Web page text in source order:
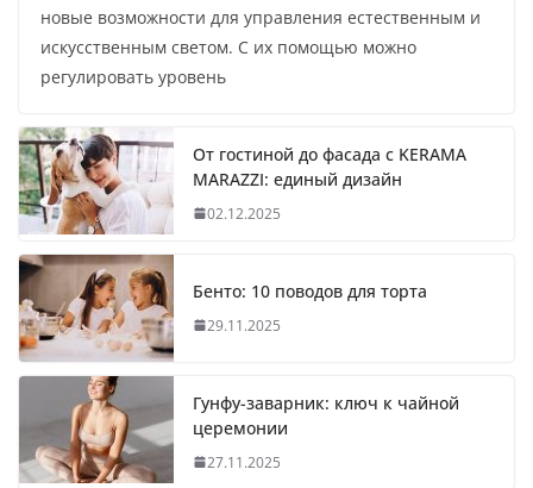
новые возможности для управления естественным и
искусственным светом. С их помощью можно
регулировать уровень
От гостиной до фасада с KERAMA
MARAZZI: единый дизайн
02.12.2025
Бенто: 10 поводов для торта
29.11.2025
Гунфу-заварник: ключ к чайной
церемонии
27.11.2025